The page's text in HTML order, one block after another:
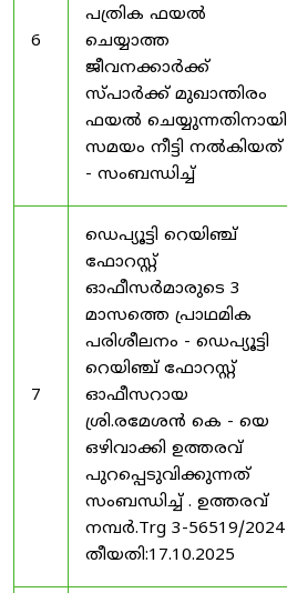
6
പത്രിക ഫയൽ
ചെയ്യാത്ത
ജീവനക്കാർക്ക്
സ്പാർക്ക് മുഖാന്തിരം
ഫയൽ ചെയ്യുന്നതിനായി
സമയം നീട്ടി നൽകിയത്
- സംബന്ധിച്ച്
7
ഡെപ്യൂട്ടി റെയിഞ്ച്
ഫോറസ്റ്റ്
ഓഫീസർമാരുടെ 3
മാസത്തെ പ്രാഥമിക
പരിശീലനം - ഡെപ്യൂട്ടി
റെയിഞ്ച് ഫോറസ്റ്റ്
ഓഫീസറായ
ശ്രി.രമേശൻ കെ - യെ
ഒഴിവാക്കി ഉത്തരവ്
പുറപ്പെടുവിക്കുന്നത്
സംബന്ധിച്ച് . ഉത്തരവ്
നമ്പർ.Trg 3-56519/2024
തീയതി:17.10.2025